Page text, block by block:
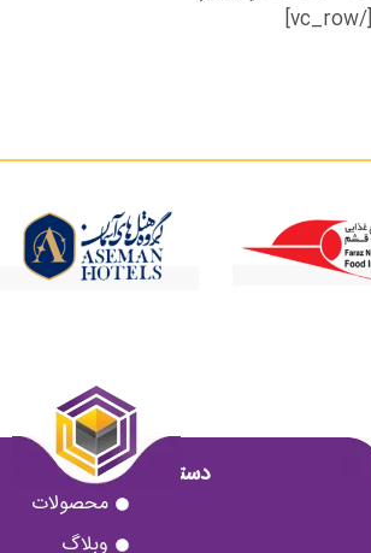
دسترسی سریع
محصولات
وبلاگ